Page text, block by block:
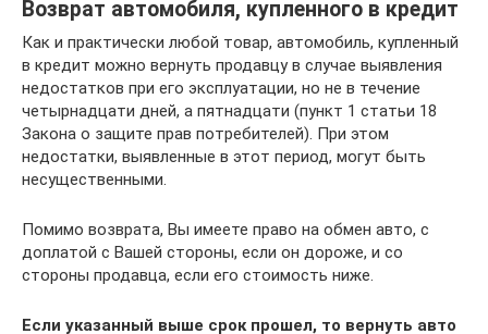
Возврат автомобиля, купленного в кредит
Как и практически любой товар, автомобиль, купленный
в кредит можно вернуть продавцу в случае выявления
недостатков при его эксплуатации, но не в течение
четырнадцати дней, а пятнадцати (пункт 1 статьи 18
Закона о защите прав потребителей). При этом
недостатки, выявленные в этот период, могут быть
несущественными.
Помимо возврата, Вы имеете право на обмен авто, с
доплатой с Вашей стороны, если он дороже, и со
стороны продавца, если его стоимость ниже.
Если указанный выше срок прошел, то вернуть авто